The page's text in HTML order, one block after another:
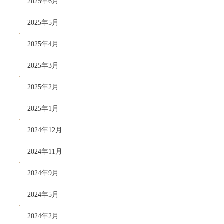
2025年5月
2025年4月
2025年3月
2025年2月
2025年1月
2024年12月
2024年11月
2024年9月
2024年5月
2024年2月